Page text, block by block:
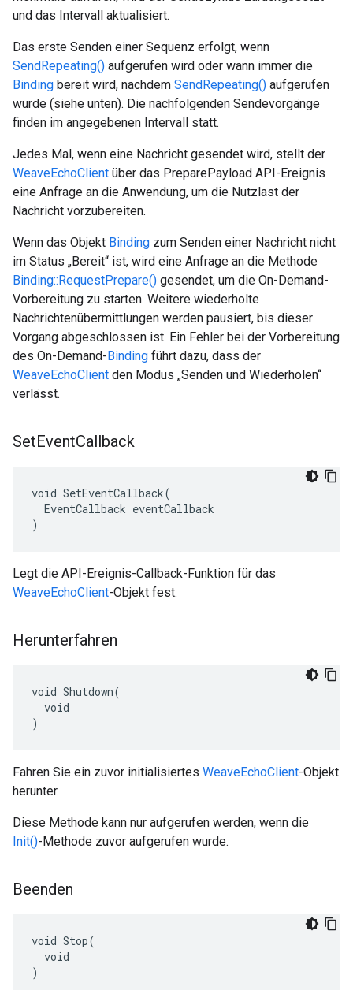
und das Intervall aktualisiert.
Das erste Senden einer Sequenz erfolgt, wenn
SendRepeating() aufgerufen wird oder wann immer die
Binding bereit wird, nachdem SendRepeating() aufgerufen
wurde (siehe unten). Die nachfolgenden Sendevorgänge
finden im angegebenen Intervall statt.
Jedes Mal, wenn eine Nachricht gesendet wird, stellt der
WeaveEchoClient über das PreparePayload API-Ereignis
eine Anfrage an die Anwendung, um die Nutzlast der
Nachricht vorzubereiten.
Wenn das Objekt Binding zum Senden einer Nachricht nicht
im Status „Bereit“ ist, wird eine Anfrage an die Methode
Binding::RequestPrepare() gesendet, um die On-Demand-
Vorbereitung zu starten. Weitere wiederholte
Nachrichtenübermittlungen werden pausiert, bis dieser
Vorgang abgeschlossen ist. Ein Fehler bei der Vorbereitung
des On-Demand-Binding führt dazu, dass der
WeaveEchoClient den Modus „Senden und Wiederholen“
verlässt.
SetEventCallback
void SetEventCallback(
  EventCallback eventCallback
)
Legt die API-Ereignis-Callback-Funktion für das
WeaveEchoClient-Objekt fest.
Herunterfahren
void Shutdown(
  void
)
Fahren Sie ein zuvor initialisiertes WeaveEchoClient-Objekt
herunter.
Diese Methode kann nur aufgerufen werden, wenn die
Init()-Methode zuvor aufgerufen wurde.
Beenden
void Stop(
  void
)